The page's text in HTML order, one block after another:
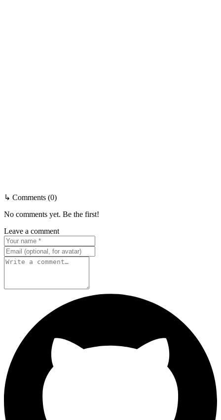
↳ Comments (0)
No comments yet. Be the first!
Leave a comment